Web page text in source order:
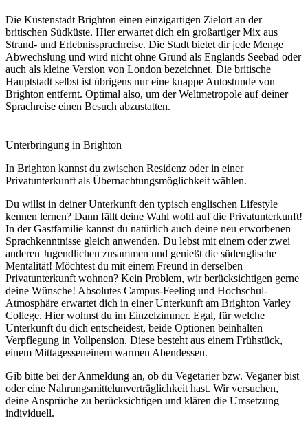
Die Küstenstadt Brighton einen einzigartigen Zielort an der
britischen Südküste. Hier erwartet dich ein großartiger Mix aus
Strand- und Erlebnissprachreise. Die Stadt bietet dir jede Menge
Abwechslung und wird nicht ohne Grund als Englands Seebad oder
auch als kleine Version von London bezeichnet. Die britische
Hauptstadt selbst ist übrigens nur eine knappe Autostunde von
Brighton entfernt. Optimal also, um der Weltmetropole auf deiner
Sprachreise einen Besuch abzustatten.
Unterbringung in Brighton
In Brighton kannst du zwischen Residenz oder in einer
Privatunterkunft als Übernachtungsmöglichkeit wählen.
Du willst in deiner Unterkunft den typisch englischen Lifestyle
kennen lernen? Dann fällt deine Wahl wohl auf die Privatunterkunft!
In der Gastfamilie kannst du natürlich auch deine neu erworbenen
Sprachkenntnisse gleich anwenden. Du lebst mit einem oder zwei
anderen Jugendlichen zusammen und genießt die südenglische
Mentalität! Möchtest du mit einem Freund in derselben
Privatunterkunft wohnen? Kein Problem, wir berücksichtigen gerne
deine Wünsche! Absolutes Campus-Feeling und Hochschul-
Atmosphäre erwartet dich in einer Unterkunft am Brighton Varley
College. Hier wohnst du im Einzelzimmer. Egal, für welche
Unterkunft du dich entscheidest, beide Optionen beinhalten
Verpflegung in Vollpension. Diese besteht aus einem Frühstück,
einem Mittagesseneinem warmen Abendessen.
Gib bitte bei der Anmeldung an, ob du Vegetarier bzw. Veganer bist
oder eine Nahrungsmittelunverträglichkeit hast. Wir versuchen,
deine Ansprüche zu berücksichtigen und klären die Umsetzung
individuell.